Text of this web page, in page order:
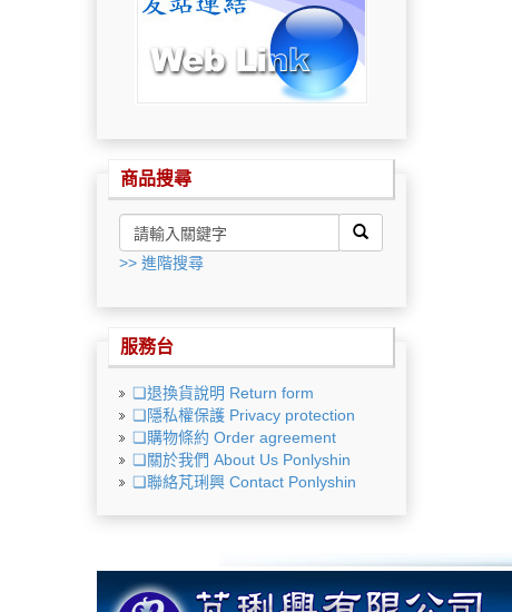
商品搜尋
>> 進階搜尋
服務台
❏退換貨說明 Return form
❏隱私權保護 Privacy protection
❏購物條約 Order agreement
❏關於我們 About Us Ponlyshin
❏聯絡芃琍興 Contact Ponlyshin